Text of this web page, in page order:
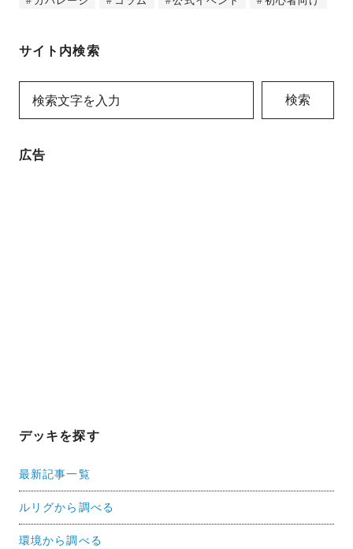
サイト内検索
検索
広告
デッキを探す
最新記事一覧
ルリグから調べる
環境から調べる